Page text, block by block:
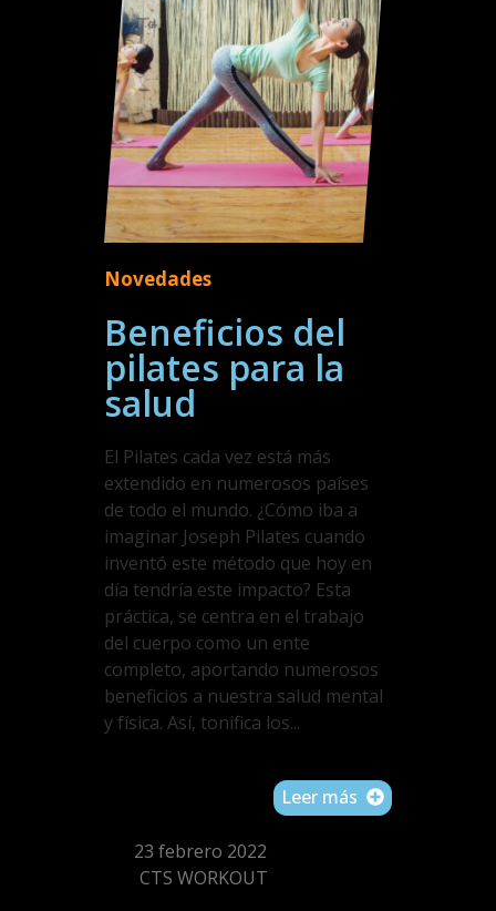
Novedades
Beneficios del
pilates para la
salud
El Pilates cada vez está más
extendido en numerosos países
de todo el mundo. ¿Cómo iba a
imaginar Joseph Pilates cuando
inventó este método que hoy en
día tendría este impacto? Esta
práctica, se centra en el trabajo
del cuerpo como un ente
completo, aportando numerosos
beneficios a nuestra salud mental
y física. Así, tonifica los...
Leer más
23 febrero 2022
CTS WORKOUT